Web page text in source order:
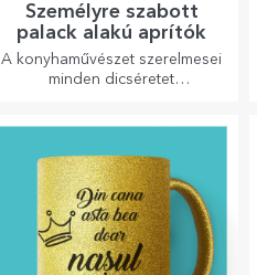
Személyre szabott
palack alakú aprítók
A konyhaművészet szerelmesei
minden dicséretet